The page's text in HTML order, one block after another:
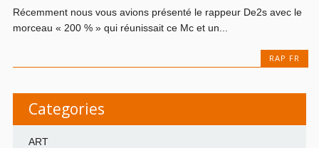
Récemment nous vous avions présenté le rappeur De2s avec le
morceau « 200 % » qui réunissait ce Mc et un...
RAP FR
Categories
ART